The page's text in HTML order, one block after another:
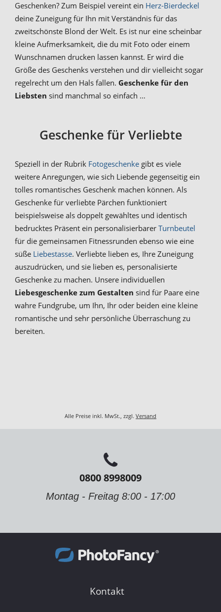
Geschenken? Zum Beispiel vereint ein Herz-Bierdeckel
deine Zuneigung für Ihn mit Verständnis für das
zweitschönste Blond der Welt. Es ist nur eine scheinbar
kleine Aufmerksamkeit, die du mit Foto oder einem
Wunschnamen drucken lassen kannst. Er wird die
Größe des Geschenks verstehen und dir vielleicht sogar
regelrecht um den Hals fallen. Geschenke für den
Liebsten sind manchmal so einfach …
Geschenke für Verliebte
Speziell in der Rubrik Fotogeschenke gibt es viele
weitere Anregungen, wie sich Liebende gegenseitig ein
tolles romantisches Geschenk machen können. Als
Geschenke für verliebte Pärchen funktioniert
beispielsweise als doppelt gewähltes und identisch
bedrucktes Präsent ein personalisierbarer Turnbeutel
für die gemeinsamen Fitnessrunden ebenso wie eine
süße Liebestasse. Verliebte lieben es, Ihre Zuneigung
auszudrücken, und sie lieben es, personalisierte
Geschenke zu machen. Unsere individuellen
Liebesgeschenke zum Gestalten sind für Paare eine
wahre Fundgrube, um Ihn, Ihr oder beiden eine kleine
romantische und sehr persönliche Überraschung zu
bereiten.
Alle Preise inkl. MwSt., zzgl. Versand
0800 8998009
Montag - Freitag 8:00 - 17:00
Kontakt